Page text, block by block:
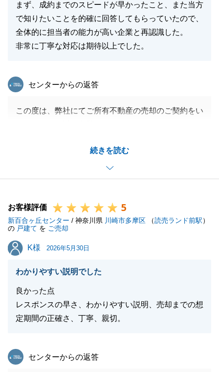
まず、成約までのスピードが早かったこと、また当方
で知りたいことを的確に回答してもらっていたので、
全体的に担当者の能力が高い企業と再認識した。
非常に丁寧な対応は期待以上でした。
続きを読む
東急リバブル
センターからの返答
この度は、弊社にてご所有不動産の売却のご契約をい
ことは嬉しく思っております。
今後もS様のご期待に応えられる対応をこころがけて
参ります。
閉じる
お客様評価 5
新百合ヶ丘センター / 神奈川県 川崎市多摩区 （読売ランド前駅）
の 戸建て を ご売却
K様
K様 2026年5月30日
わかりやすい説明でした
良かった点
レスポンスの早さ、わかりやすい説明、売却までの想
定期間の正確さ、丁寧、親切。
東急リバブル
センターからの返答